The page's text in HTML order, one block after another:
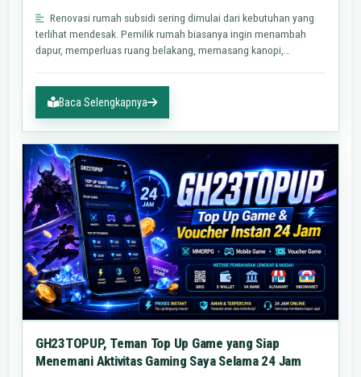
Renovasi rumah subsidi sering dimulai dari kebutuhan yang
terlihat mendesak. Pemilik rumah biasanya ingin menambah
dapur, memperluas ruang belakang, memasang kanopi,
Baca Selengkapnya
GH23TOPUP, Teman Top Up Game yang Siap
Menemani Aktivitas Gaming Saya Selama 24 Jam